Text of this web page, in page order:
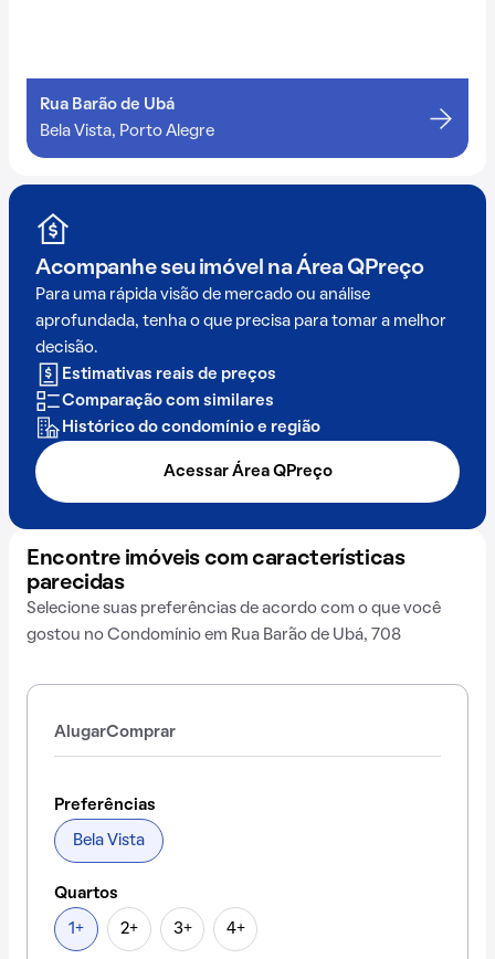
Rua Barão de Ubá
Bela Vista, Porto Alegre
Acompanhe seu imóvel na Área QPreço
Para uma rápida visão de mercado ou análise
aprofundada, tenha o que precisa para tomar a melhor
decisão.
Estimativas reais de preços
Comparação com similares
Histórico do condomínio e região
Acessar Área QPreço
Encontre imóveis com características
parecidas
Selecione suas preferências de acordo com o que você
gostou no Condomínio em Rua Barão de Ubá, 708
AlugarComprar
Preferências
Bela Vista
Quartos
1+ 2+ 3+ 4+